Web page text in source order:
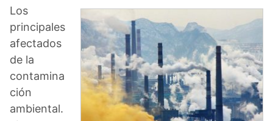
Los
principales
afectados
de la
contamina
ción
ambiental.